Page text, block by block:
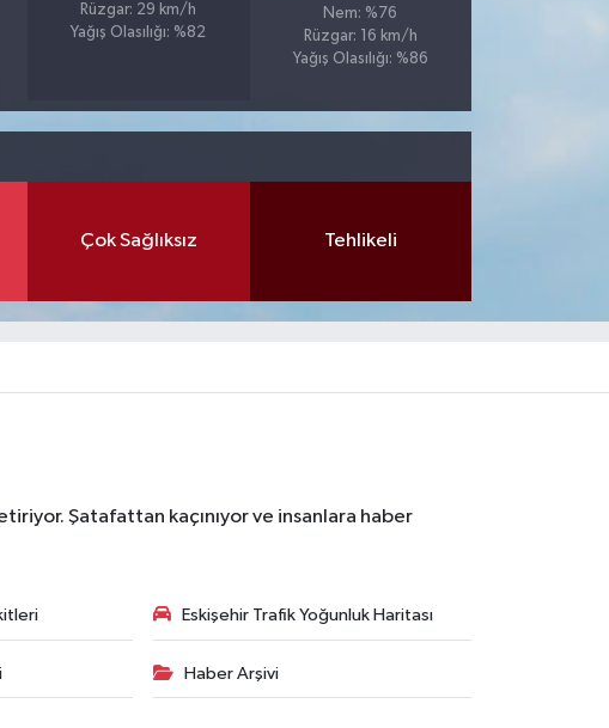
Rüzgar: 29 km/h
Yağış Olasılığı: %82
Nem: %76
Rüzgar: 16 km/h
Yağış Olasılığı: %86
Çok Sağlıksız Tehlikeli
Şatafattan kaçınıyor ve insanlara haber
Eskişehir Trafik Yoğunluk Haritası
Haber Arşivi